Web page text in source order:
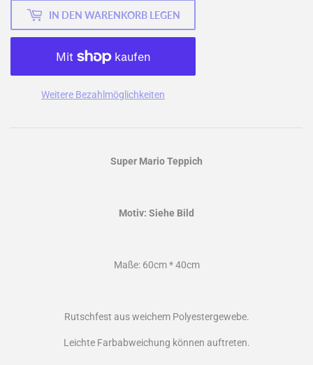
IN DEN WARENKORB LEGEN
Weitere Bezahlmöglichkeiten
Super Mario Teppich
Motiv: Siehe Bild
Maße: 60cm * 40cm
Rutschfest aus weichem Polyestergewebe.
Leichte Farbabweichung können auftreten.